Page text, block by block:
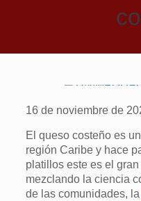
16 de noviembre de
El queso costeño es
región Caribe y hace
platillos este es el
mezclando la ciencia
de las comunidades, la